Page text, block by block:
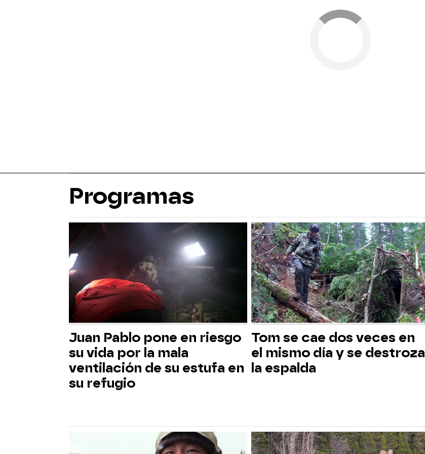
Programas
Juan Pablo pone en riesgo
su vida por la mala
ventilación de su estufa en
su refugio
Tom se cae dos veces en
el mismo día y se destroza
la espalda